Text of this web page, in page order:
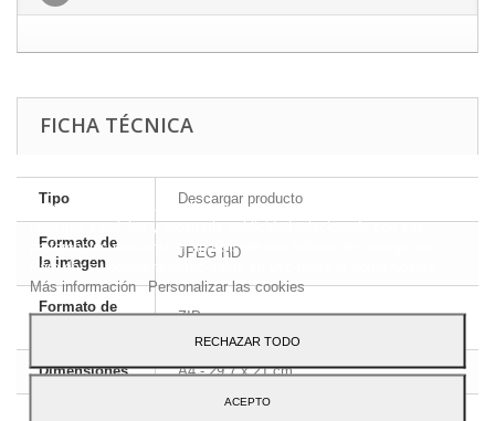
FICHA TÉCNICA
Tipo Descargar producto
Formato de
la imagen
JPEG HD
Formato de
ZIP
Dimensiones A4 - 29,7 x 21 cm
Este sitio web utiliza cookies propias y de terceros para mejorar
nuestros servicios y mostrarle publicidad relacionada con sus
preferencias mediante el análisis de sus hábitos de navegación.
Para dar su consentimiento sobre su uso pulse el botón Acepto.
Más información Personalizar las cookies
RECHAZAR TODO
ACEPTO